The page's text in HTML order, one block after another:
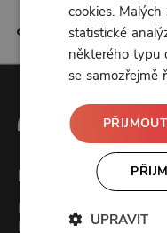
Forendors
Kontakt
Podcast studio
cookies.
statistické
některého typu
se samozřejmě
UPRAVIT